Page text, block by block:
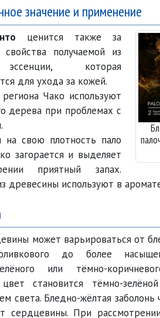
значение и применение
ценится также за
свойства получаемой из
которая
для ухода за кожей.
Чако используют
дерева при проблемах с
на свою плотность пало
загорается и выделяет
приятный запах.
древесины используют в
может варьироваться от
оливкового до более
или тёмно-
становится тёмно-
света. Бледно-жёлтая заболонь
сердцевины. При